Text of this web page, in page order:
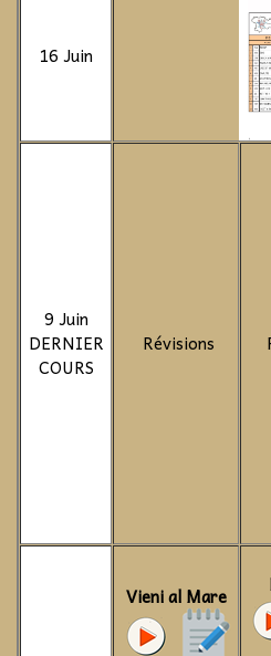
16 Juin
9 Juin
DERNIER
COURS
Révisions
Vieni al Mare